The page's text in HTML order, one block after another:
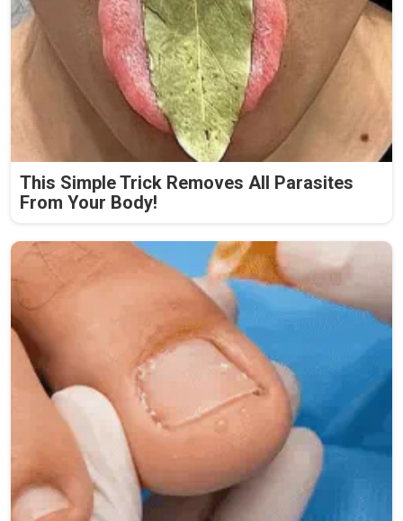
This Simple Trick Removes All Parasites
From Your Body!